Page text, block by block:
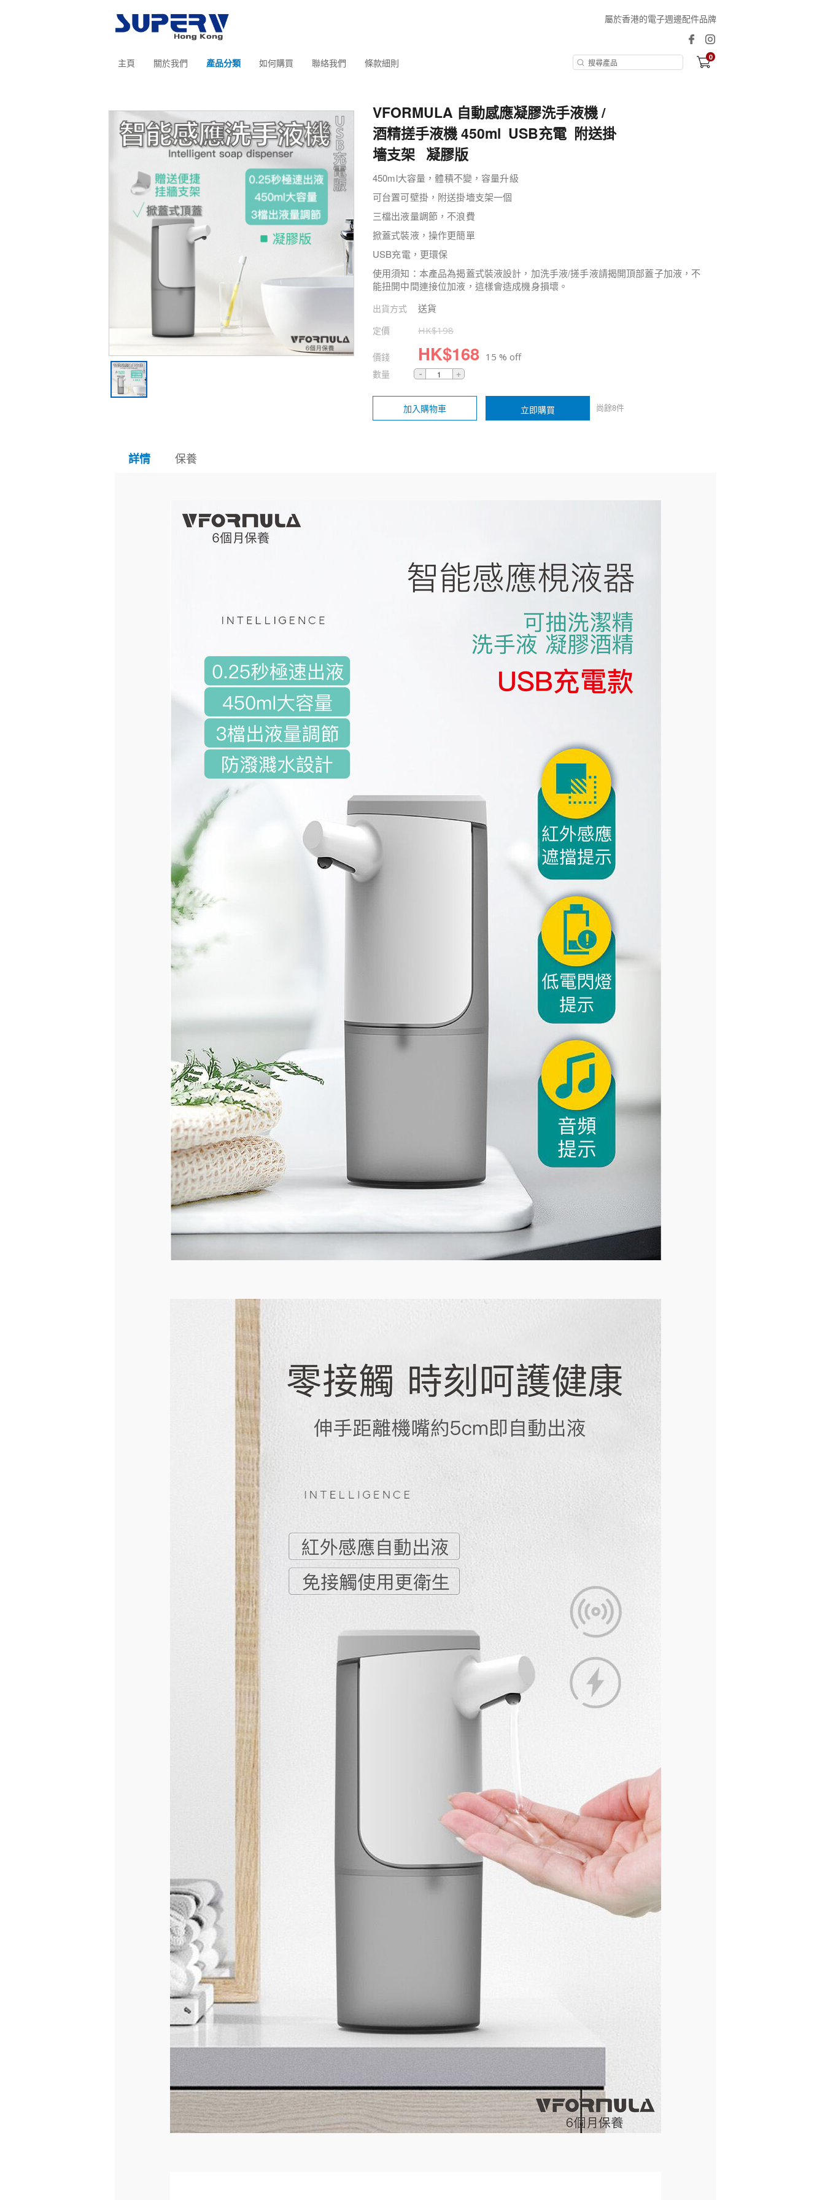
屬於香港的電子週邊配件品牌
主頁 關於我們 產品分類 如何購買 聯絡我們 條款細則 0
VFORMULA 自動感應凝膠洗手液機 /
酒精搓手液機 450ml USB充電 附送掛
墻支架 凝膠版
450ml大容量，體積不變，容量升級
可台置可壁掛，附送掛墻支架一個
三檔出液量調節，不浪費
掀蓋式裝液，操作更簡單
USB充電，更環保
使用須知：本產品為揭蓋式裝液設計，加洗手液/搓手液請揭開頂部蓋子加液，不
能扭開中間連接位加液，這樣會造成機身損壞。
出貨方式 送貨
定價 HK$198
價錢 HK$168 15 % off
數量
加入購物車 立即購買 尚餘8件
詳情 保養